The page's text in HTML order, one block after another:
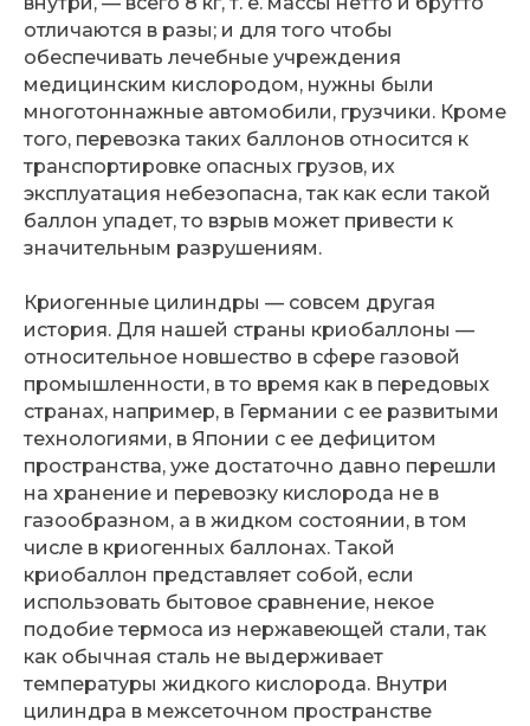
отличаются в разы; и для того чтобы
обеспечивать лечебные учреждения
медицинским кислородом, нужны были
многотоннажные автомобили, грузчики. Кроме
того, перевозка таких баллонов относится к
транспортировке опасных грузов, их
эксплуатация небезопасна, так как если такой
баллон упадет, то взрыв может привести к
значительным разрушениям.
Криогенные цилиндры — совсем другая
история. Для нашей страны криобаллоны —
относительное новшество в сфере газовой
промышленности, в то время как в передовых
странах, например, в Германии с ее развитыми
технологиями, в Японии с ее дефицитом
пространства, уже достаточно давно перешли
на хранение и перевозку кислорода не в
газообразном, а в жидком состоянии, в том
числе в криогенных баллонах. Такой
криобаллон представляет собой, если
использовать бытовое сравнение, некое
подобие термоса из нержавеющей стали, так
как обычная сталь не выдерживает
температуры жидкого кислорода. Внутри
цилиндра в межсеточном пространстве